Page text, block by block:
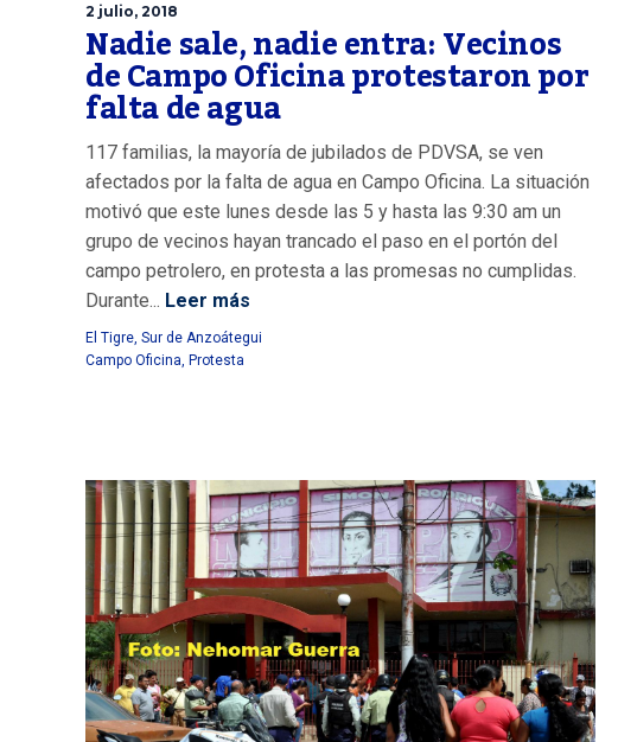
2 julio, 2018
Nadie sale, nadie entra: Vecinos
de Campo Oficina protestaron por
falta de agua
117 familias, la mayoría de jubilados de PDVSA, se ven
afectados por la falta de agua en Campo Oficina. La situación
motivó que este lunes desde las 5 y hasta las 9:30 am un
grupo de vecinos hayan trancado el paso en el portón del
campo petrolero, en protesta a las promesas no cumplidas.
Durante... Leer más
El Tigre, Sur de Anzoátegui
Campo Oficina, Protesta